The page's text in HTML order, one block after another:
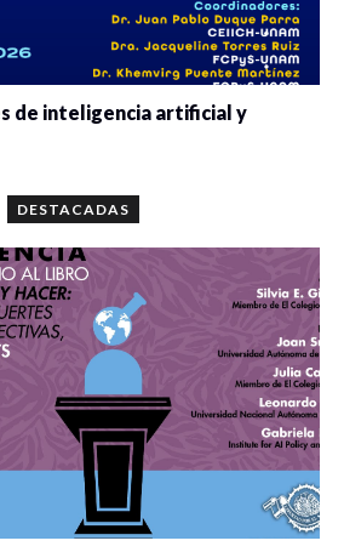
de inteligencia artificial y
DESTACADAS